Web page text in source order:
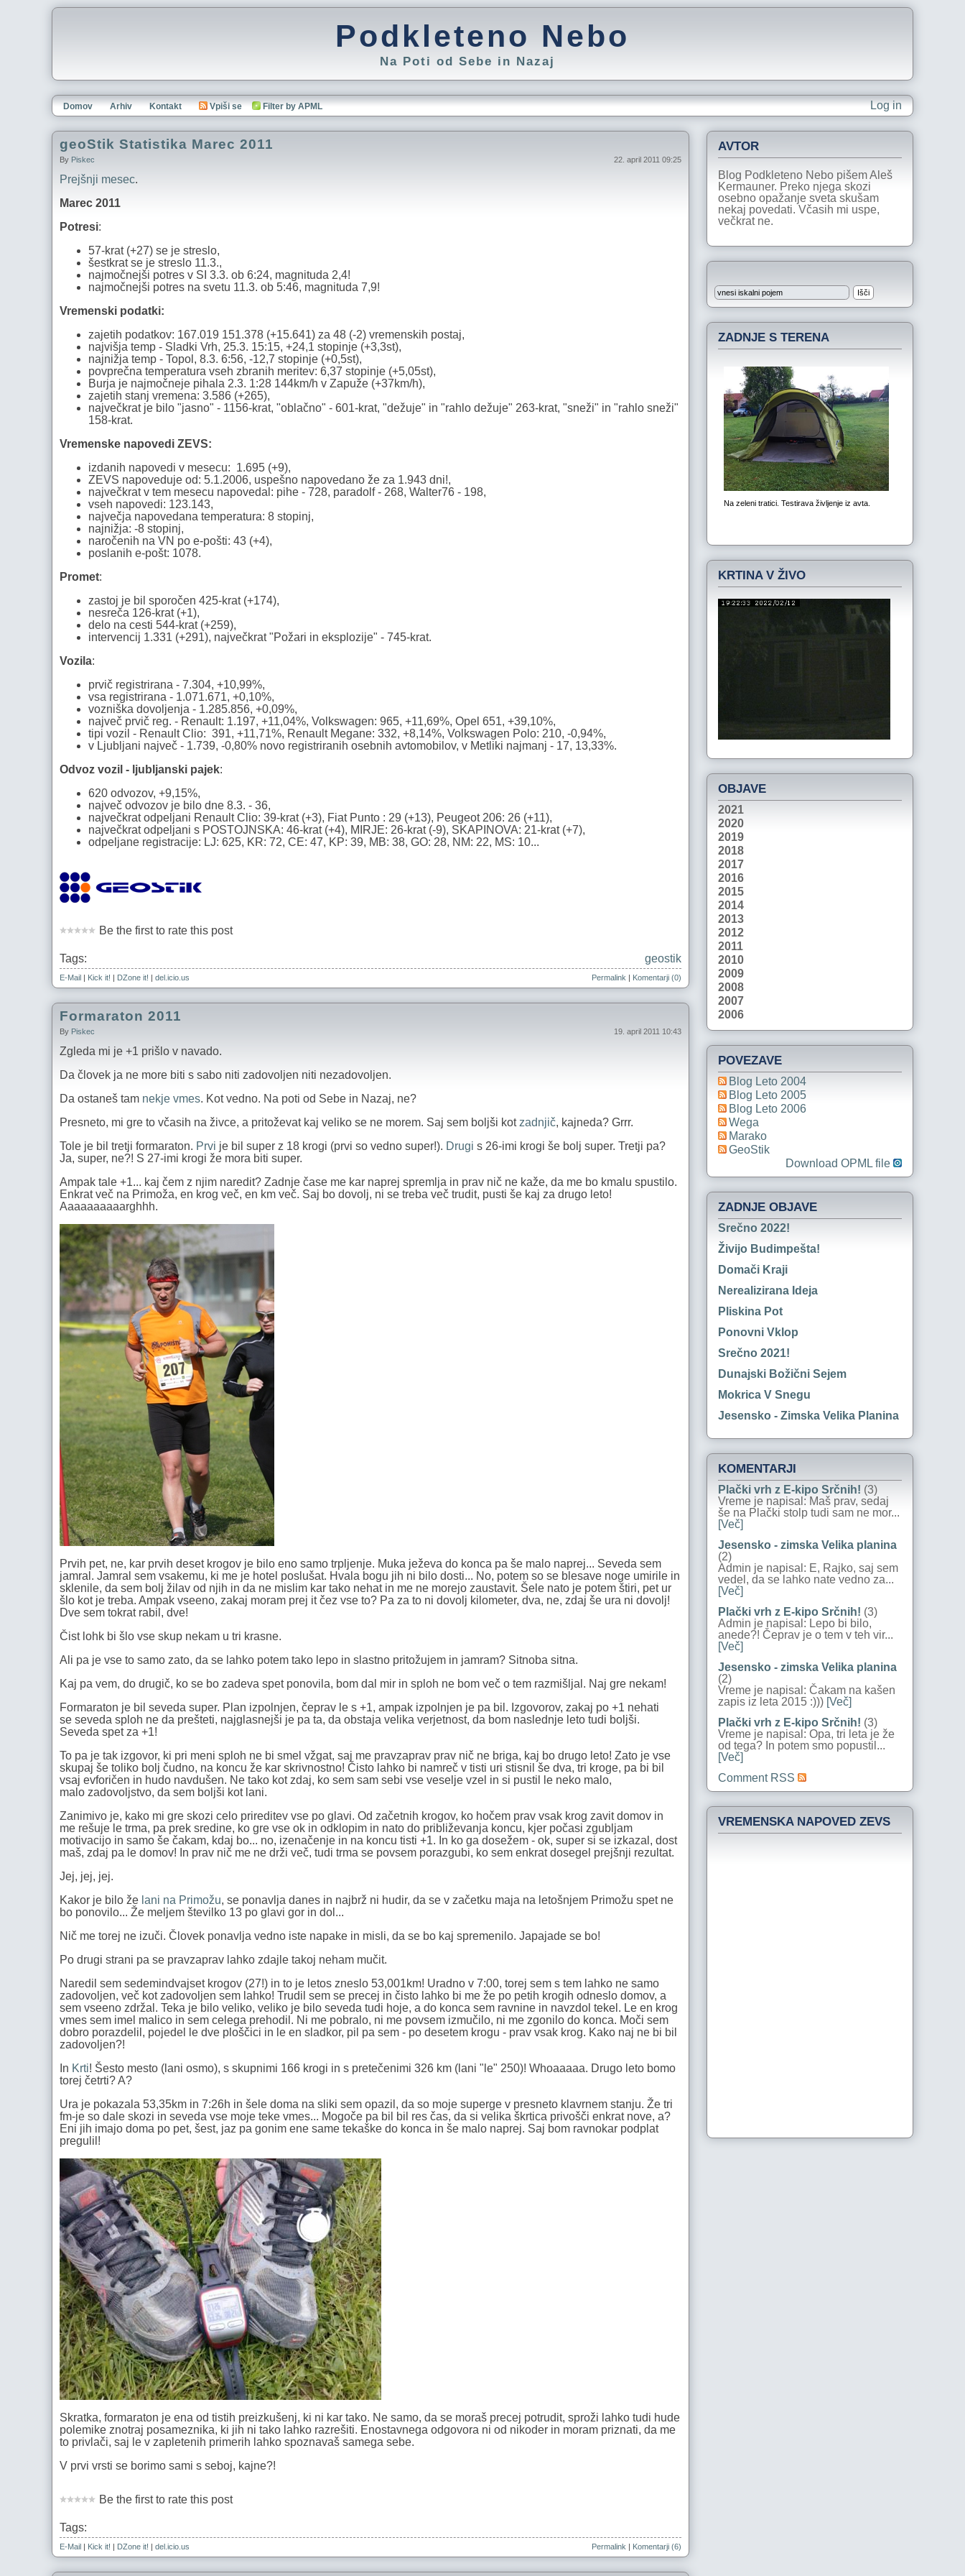
Podkleteno Nebo
Na Poti od Sebe in Nazaj
Log in
Domov Arhiv Kontakt Vpiši se Filter by APML
geoStik Statistika Marec 2011
By Piskec 22. april 2011 09:25
Prejšnji mesec.
Marec 2011
Potresi:
57-krat (+27) se je streslo,
šestkrat se je streslo 11.3.,
najmočnejši potres v SI 3.3. ob 6:24, magnituda 2,4!
najmočnejši potres na svetu 11.3. ob 5:46, magnituda 7,9!
Vremenski podatki:
zajetih podatkov: 167.019 151.378 (+15.641) za 48 (-2) vremenskih postaj,
najvišja temp - Sladki Vrh, 25.3. 15:15, +24,1 stopinje (+3,3st),
najnižja temp - Topol, 8.3. 6:56, -12,7 stopinje (+0,5st),
povprečna temperatura vseh zbranih meritev: 6,37 stopinje (+5,05st),
Burja je najmočneje pihala 2.3. 1:28 144km/h v Zapuže (+37km/h),
zajetih stanj vremena: 3.586 (+265),
največkrat je bilo "jasno" - 1156-krat, "oblačno" - 601-krat, "dežuje" in "rahlo dežuje" 263-krat, "sneži" in "rahlo sneži"
158-krat.
Vremenske napovedi ZEVS:
izdanih napovedi v mesecu: 1.695 (+9),
ZEVS napoveduje od: 5.1.2006, uspešno napovedano že za 1.943 dni!,
največkrat v tem mesecu napovedal: pihe - 728, paradolf - 268, Walter76 - 198,
vseh napovedi: 123.143,
največja napovedana temperatura: 8 stopinj,
najnižja: -8 stopinj,
naročenih na VN po e-pošti: 43 (+4),
poslanih e-pošt: 1078.
Promet:
zastoj je bil sporočen 425-krat (+174),
nesreča 126-krat (+1),
delo na cesti 544-krat (+259),
intervencij 1.331 (+291), največkrat "Požari in eksplozije" - 745-krat.
Vozila:
prvič registrirana - 7.304, +10,99%,
vsa registrirana - 1.071.671, +0,10%,
vozniška dovoljenja - 1.285.856, +0,09%,
največ prvič reg. - Renault: 1.197, +11,04%, Volkswagen: 965, +11,69%, Opel 651, +39,10%,
tipi vozil - Renault Clio: 391, +11,71%, Renault Megane: 332, +8,14%, Volkswagen Polo: 210, -0,94%,
v Ljubljani največ - 1.739, -0,80% novo registriranih osebnih avtomobilov, v Metliki najmanj - 17, 13,33%.
Odvoz vozil - ljubljanski pajek:
620 odvozov, +9,15%,
največ odvozov je bilo dne 8.3. - 36,
največkrat odpeljani Renault Clio: 39-krat (+3), Fiat Punto : 29 (+13), Peugeot 206: 26 (+11),
največkrat odpeljani s POSTOJNSKA: 46-krat (+4), MIRJE: 26-krat (-9), SKAPINOVA: 21-krat (+7),
odpeljane registracije: LJ: 625, KR: 72, CE: 47, KP: 39, MB: 38, GO: 28, NM: 22, MS: 10...
Be the first to rate this post
Tags: geostik
E-Mail | Kick it! | DZone it! | del.icio.us Permalink | Komentarji (0)
Formaraton 2011
By Piskec 19. april 2011 10:43
Zgleda mi je +1 prišlo v navado.
Da človek ja ne more biti s sabo niti zadovoljen niti nezadovoljen.
Da ostaneš tam nekje vmes. Kot vedno. Na poti od Sebe in Nazaj, ne?
Presneto, mi gre to včasih na živce, a pritoževat kaj veliko se ne morem. Saj sem boljši kot zadnjič, kajneda? Grrr.
Tole je bil tretji formaraton. Prvi je bil super z 18 krogi (prvi so vedno super!). Drugi s 26-imi krogi še bolj super. Tretji pa?
Ja, super, ne?! S 27-imi krogi že mora biti super.
Ampak tale +1... kaj čem z njim naredit? Zadnje čase me kar naprej spremlja in prav nič ne kaže, da me bo kmalu spustilo.
Enkrat več na Primoža, en krog več, en km več. Saj bo dovolj, ni se treba več trudit, pusti še kaj za drugo leto!
Aaaaaaaaaarghhh.
Prvih pet, ne, kar prvih deset krogov je bilo eno samo trpljenje. Muka ježeva do konca pa še malo naprej... Seveda sem
jamral. Jamral sem vsakemu, ki me je hotel poslušat. Hvala bogu jih ni bilo dosti... No, potem so se blesave noge umirile in
sklenile, da sem bolj žilav od njih in da ne mislim kar tako nehat in me ne morejo zaustavit. Šele nato je potem štiri, pet ur
šlo kot je treba. Ampak vseeno, zakaj moram prej it čez vse to? Pa za to ni dovolj kilometer, dva, ne, zdaj še ura ni dovolj!
Dve sem tokrat rabil, dve!
Čist lohk bi šlo vse skup nekam u tri krasne.
Ali pa je vse to samo zato, da se lahko potem tako lepo in slastno pritožujem in jamram? Sitnoba sitna.
Kaj pa vem, do drugič, ko se bo zadeva spet ponovila, bom dal mir in sploh ne bom več o tem razmišljal. Naj gre nekam!
Formaraton je bil seveda super. Plan izpolnjen, čeprav le s +1, ampak izpolnjen je pa bil. Izgovorov, zakaj po +1 nehati
se seveda sploh ne da prešteti, najglasnejši je pa ta, da obstaja velika verjetnost, da bom naslednje leto tudi boljši.
Seveda spet za +1!
To pa je tak izgovor, ki pri meni sploh ne bi smel vžgat, saj me pravzaprav prav nič ne briga, kaj bo drugo leto! Zato je vse
skupaj še toliko bolj čudno, na koncu že kar skrivnostno! Čisto lahko bi namreč v tisti uri stisnil še dva, tri kroge, pa bi bil
vsaj evforičen in hudo navdušen. Ne tako kot zdaj, ko sem sam sebi vse veselje vzel in si pustil le neko malo,
malo zadovoljstvo, da sem boljši kot lani.
Zanimivo je, kako mi gre skozi celo prireditev vse po glavi. Od začetnih krogov, ko hočem prav vsak krog zavit domov in
me rešuje le trma, pa prek sredine, ko gre vse ok in odklopim in nato do približevanja koncu, kjer počasi zgubljam
motivacijo in samo še čakam, kdaj bo... no, izenačenje in na koncu tisti +1. In ko ga dosežem - ok, super si se izkazal, dost
maš, zdaj pa le domov! In prav nič me ne drži več, tudi trma se povsem porazgubi, ko sem enkrat dosegel prejšnji rezultat.
Jej, jej, jej.
Kakor je bilo že lani na Primožu, se ponavlja danes in najbrž ni hudir, da se v začetku maja na letošnjem Primožu spet ne
bo ponovilo... Že meljem številko 13 po glavi gor in dol...
Nič me torej ne izuči. Človek ponavlja vedno iste napake in misli, da se bo kaj spremenilo. Japajade se bo!
Po drugi strani pa se pravzaprav lahko zdajle takoj neham mučit.
Naredil sem sedemindvajset krogov (27!) in to je letos zneslo 53,001km! Uradno v 7:00, torej sem s tem lahko ne samo
zadovoljen, več kot zadovoljen sem lahko! Trudil sem se precej in čisto lahko bi me že po petih krogih odneslo domov, a
sem vseeno zdržal. Teka je bilo veliko, veliko je bilo seveda tudi hoje, a do konca sem ravnine in navzdol tekel. Le en krog
vmes sem imel malico in sem celega prehodil. Ni me pobralo, ni me povsem izmučilo, ni me zgonilo do konca. Moči sem
dobro porazdelil, pojedel le dve ploščici in le en sladkor, pil pa sem - po desetem krogu - prav vsak krog. Kako naj ne bi bil
zadovoljen?!
In Krti! Šesto mesto (lani osmo), s skupnimi 166 krogi in s pretečenimi 326 km (lani "le" 250)! Whoaaaaa. Drugo leto bomo
torej četrti? A?
Ura je pokazala 53,35km in 7:26h in šele doma na sliki sem opazil, da so moje superge v presneto klavrnem stanju. Že tri
fm-je so dale skozi in seveda vse moje teke vmes... Mogoče pa bil bil res čas, da si velika škrtica privošči enkrat nove, a?
Eni jih imajo doma po pet, šest, jaz pa gonim ene same tekaške do konca in še malo naprej. Saj bom ravnokar podplat
pregulil!
Skratka, formaraton je ena od tistih preizkušenj, ki ni kar tako. Ne samo, da se moraš precej potrudit, sproži lahko tudi hude
polemike znotraj posameznika, ki jih ni tako lahko razrešiti. Enostavnega odgovora ni od nikoder in moram priznati, da me
to privlači, saj le v zapletenih primerih lahko spoznavaš samega sebe.
V prvi vrsti se borimo sami s seboj, kajne?!
Be the first to rate this post
Tags:
E-Mail | Kick it! | DZone it! | del.icio.us Permalink | Komentarji (6)
AVTOR
Blog Podkleteno Nebo pišem Aleš
Kermauner. Preko njega skozi
osebno opažanje sveta skušam
nekaj povedati. Včasih mi uspe,
večkrat ne.
ZADNJE S TERENA
KRTINA V ŽIVO
OBJAVE
2021
2020
2019
2018
2017
2016
2015
2014
2013
2012
2011
2010
2009
2008
2007
2006
POVEZAVE
Blog Leto 2004
Blog Leto 2005
Blog Leto 2006
Wega
Marako
GeoStik
Download OPML file
ZADNJE OBJAVE
Srečno 2022!
Živijo Budimpešta!
Domači Kraji
Nerealizirana Ideja
Pliskina Pot
Ponovni Vklop
Srečno 2021!
Dunajski Božični Sejem
Mokrica V Snegu
Jesensko - Zimska Velika Planina
KOMENTARJI
Plački vrh z E-kipo Srčnih! (3)
Vreme je napisal: Maš prav, sedaj
še na Plački stolp tudi sam ne mor...
[Več]
Jesensko - zimska Velika planina
(2)
Admin je napisal: E, Rajko, saj sem
vedel, da se lahko nate vedno za...
[Več]
Plački vrh z E-kipo Srčnih! (3)
Admin je napisal: Lepo bi bilo,
anede?! Čeprav je o tem v teh vir...
[Več]
Jesensko - zimska Velika planina
(2)
Vreme je napisal: Čakam na kašen
zapis iz leta 2015 :))) [Več]
Plački vrh z E-kipo Srčnih! (3)
Vreme je napisal: Opa, tri leta je že
od tega? In potem smo popustil...
[Več]
Comment RSS
VREMENSKA NAPOVED ZEVS